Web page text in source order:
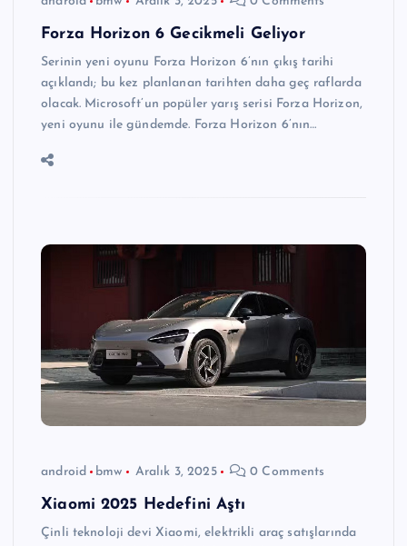
Forza Horizon 6 Gecikmeli Geliyor
Serinin yeni oyunu Forza Horizon 6’nın çıkış tarihi
açıklandı; bu kez planlanan tarihten daha geç raflarda
olacak. Microsoft’un popüler yarış serisi Forza Horizon,
yeni oyunu ile gündemde. Forza Horizon 6’nın…
android bmw Aralık 3, 2025 0 Comments
Xiaomi 2025 Hedefini Aştı
Çinli teknoloji devi Xiaomi, elektrikli araç satışlarında